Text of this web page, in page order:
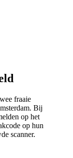
fraaie
Bij
op het
op hun
scanner.